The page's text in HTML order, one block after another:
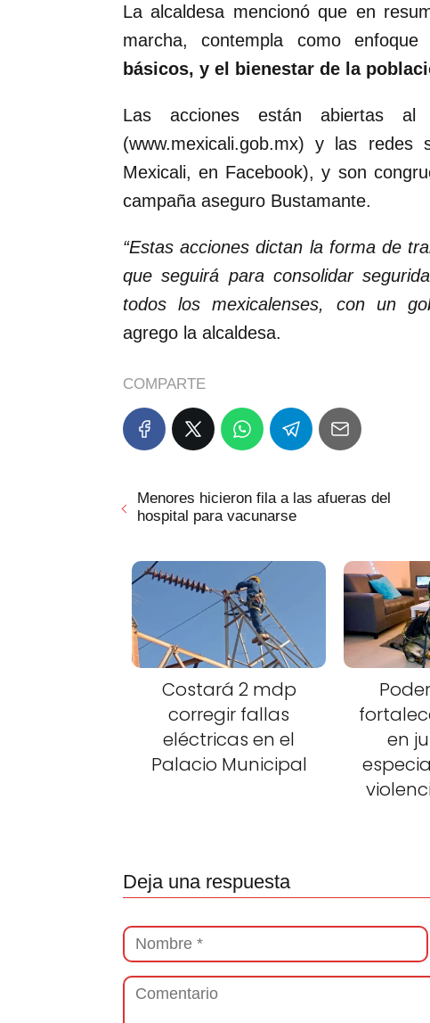
La alcaldesa mencionó que en
marcha, contempla como
básicos, y el bienestar de la
Las acciones están abiertas
(www.mexicali.gob.mx) y las redes
Mexicali, en Facebook), y son
campaña aseguro Bustamante.
“Estas acciones dictan la forma de
que seguirá para consolidar
todos los mexicalenses, con un
agrego la alcaldesa.
COMPARTE
Menores hicieron fila a las afueras del
hospital para vacunarse
Costará 2 mdp
corregir fallas
eléctricas en el
Palacio Municipal
en
Deja una respuesta